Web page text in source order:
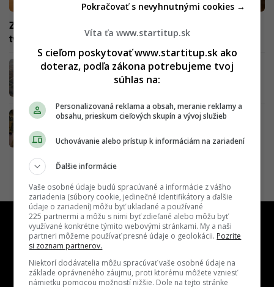
Za zatvorením úspešného závodu stoja straty v Rusku,
tvrdí primátor mesta Martin
Na východe Slovenska vznikne až 500
pracovných miest: Do Prešova mieri nový
Na Záhorí vzniknú stovky pracovných miest.
miliónov eur
Víta ťa www.startitup.sk
S cieľom poskytovať www.startitup.sk ako
doteraz, podľa zákona potrebujeme tvoj
súhlas na:
Personalizovaná reklama a obsah, meranie reklamy a
obsahu, prieskum cieľových skupín a vývoj služieb
Uchovávanie alebo prístup k informáciám na zariadení
Ďalšie informácie
Vaše osobné údaje budú spracúvané a informácie z vášho
zariadenia (súbory cookie, jedinečné identifikátory a ďalšie
údaje o zariadení) môžu byť ukladané a používané
225 partnermi a môžu s nimi byť zdieľané alebo môžu byť
využívané konkrétne týmito webovými stránkami. My a naši
partneri môžeme používať presné údaje o geolokácii. Pozrite
si zoznam partnerov.
Niektorí dodávatelia môžu spracúvať vaše osobné údaje na
základe oprávneného záujmu, proti ktorému môžete vzniesť
námietku pomocou možností nižšie. Dole na tejto stránke
Pokračovať s nevyhnutnými cookies →